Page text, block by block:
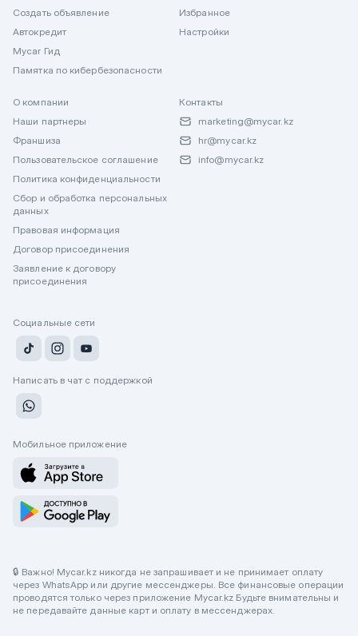
Создать объявление
Автокредит
Mycar Гид
Памятка по кибербезопасности
Избранное
Настройки
О компании
Наши партнеры
Франшиза
Пользовательское соглашение
Политика конфиденциальности
Сбор и обработка персональных
данных
Правовая информация
Договор присоединения
Заявление к договору
присоединения
Контакты
marketing@mycar.kz
hr@mycar.kz
info@mycar.kz
Социальные сети
Написать в чат с поддержкой
Мобильное приложение
🔒 Важно! Mycar.kz никогда не запрашивает и не принимает оплату
через WhatsApp или другие мессенджеры. Все финансовые операции
проводятся только через приложение Mycar.kz Будьте внимательны и
не передавайте данные карт и оплату в мессенджерах.